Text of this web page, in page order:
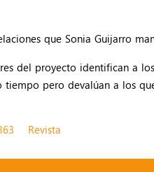
que Sonia Guijarro
del proyecto identifican a
tiempo pero devalúan a los
Revista